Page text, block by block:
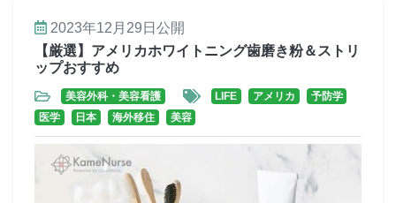
2023年12月29日 公開
【厳選】アメリカホワイトニング歯磨き粉＆ストリ
ップおすすめ
美容外科・美容看護 LIFE アメリカ
予防学
医学
日本 海外移住 美容